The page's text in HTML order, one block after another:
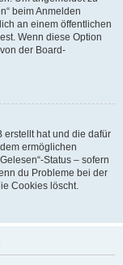
beim Anmelden
an einem öffentlichen
Wenn diese Option
der Board-
erstellt hat und die dafür
ermöglichen
Status – sofern
du Probleme bei der
Cookies löscht.